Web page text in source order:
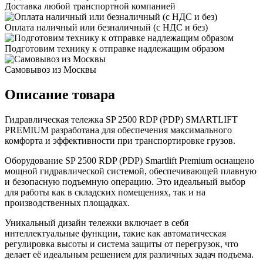
Доставка любой транспортной компанией
Оплата наличный или безналичный (с НДС и без)
Подготовим технику к отправке надлежащим образом
Самовывоз из Москвы
Описание товара
Гидравлическая тележка SP 2500 RDP (PDP) SMARTLIFT
PREMIUM разработана для обеспечения максимального
комфорта и эффективности при транспортировке грузов.
Оборудование SP 2500 RDP (PDP) Smartlift Premium оснащено
мощной гидравлической системой, обеспечивающей плавную
и безопасную подъемную операцию. Это идеальный выбор
для работы как в складских помещениях, так и на
производственных площадках.
Уникальный дизайн тележки включает в себя
интеллектуальные функции, такие как автоматическая
регулировка высоты и система защиты от перегрузок, что
делает её идеальным решением для различных задач подъема.